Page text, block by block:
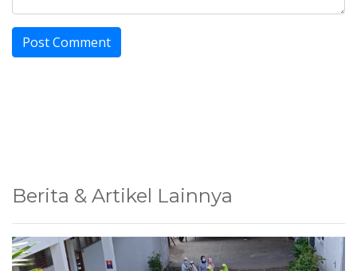
Berita & Artikel Lainnya